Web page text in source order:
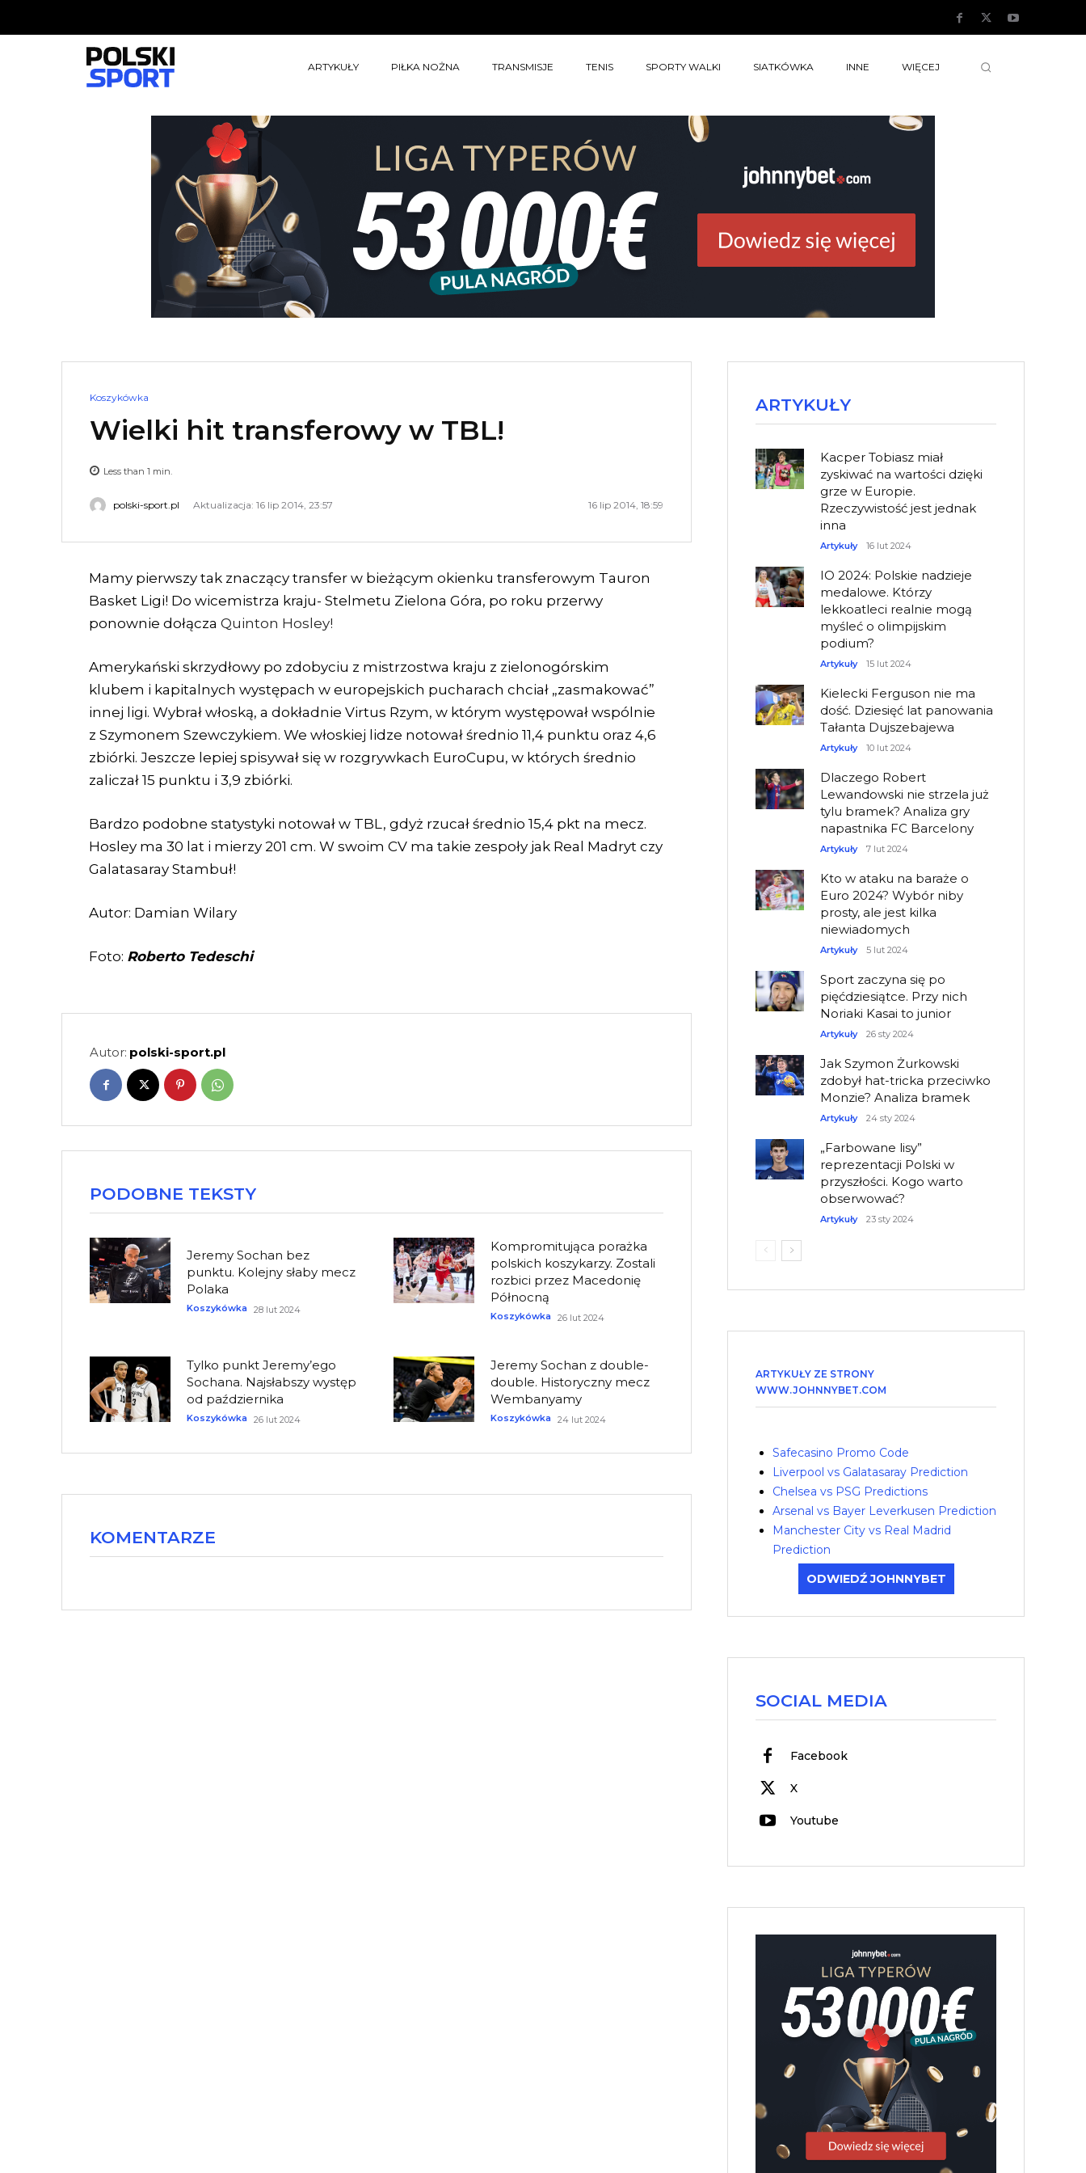
ARTYKUŁY PIŁKA NOŻNA TRANSMISJE TENIS SPORTY WALKI SIATKÓWKA INNE WIĘCEJ
Koszykówka
Wielki hit transferowy w TBL!
Less than 1 min.
polski-sport.pl Aktualizacja: 16 lip 2014, 23:57 16 lip 2014, 18:59
Mamy pierwszy tak znaczący transfer w bieżącym okienku transferowym Tauron
Basket Ligi! Do wicemistrza kraju- Stelmetu Zielona Góra, po roku przerwy
ponownie dołącza Quinton Hosley!
Amerykański skrzydłowy po zdobyciu z mistrzostwa kraju z zielonogórskim
klubem i kapitalnych występach w europejskich pucharach chciał „zasmakować”
innej ligi. Wybrał włoską, a dokładnie Virtus Rzym, w którym występował wspólnie
z Szymonem Szewczykiem. We włoskiej lidze notował średnio 11,4 punktu oraz 4,6
zbiórki. Jeszcze lepiej spisywał się w rozgrywkach EuroCupu, w których średnio
zaliczał 15 punktu i 3,9 zbiórki.
Bardzo podobne statystyki notował w TBL, gdyż rzucał średnio 15,4 pkt na mecz.
Hosley ma 30 lat i mierzy 201 cm. W swoim CV ma takie zespoły jak Real Madryt czy
Galatasaray Stambuł!
Autor: Damian Wilary
Foto: Roberto Tedeschi
Autor: polski-sport.pl
PODOBNE TEKSTY
Jeremy Sochan bez
punktu. Kolejny słaby mecz
Polaka
Koszykówka 28 lut 2024
Kompromitująca porażka
polskich koszykarzy. Zostali
rozbici przez Macedonię
Północną
Koszykówka 26 lut 2024
Tylko punkt Jeremy’ego
Sochana. Najsłabszy występ
od października
Koszykówka 26 lut 2024
Jeremy Sochan z double-
double. Historyczny mecz
Wembanyamy
Koszykówka 24 lut 2024
KOMENTARZE
ARTYKUŁY
Kacper Tobiasz miał
zyskiwać na wartości dzięki
grze w Europie.
Rzeczywistość jest jednak
inna
Artykuły 16 lut 2024
IO 2024: Polskie nadzieje
medalowe. Którzy
lekkoatleci realnie mogą
myśleć o olimpijskim
podium?
Artykuły 15 lut 2024
Kielecki Ferguson nie ma
dość. Dziesięć lat panowania
Tałanta Dujszebajewa
Artykuły 10 lut 2024
Dlaczego Robert
Lewandowski nie strzela już
tylu bramek? Analiza gry
napastnika FC Barcelony
Artykuły 7 lut 2024
Kto w ataku na baraże o
Euro 2024? Wybór niby
prosty, ale jest kilka
niewiadomych
Artykuły 5 lut 2024
Sport zaczyna się po
pięćdziesiątce. Przy nich
Noriaki Kasai to junior
Artykuły 26 sty 2024
Jak Szymon Żurkowski
zdobył hat-tricka przeciwko
Monzie? Analiza bramek
Artykuły 24 sty 2024
„Farbowane lisy”
reprezentacji Polski w
przyszłości. Kogo warto
obserwować?
Artykuły 23 sty 2024
ARTYKUŁY ZE STRONY
WWW.JOHNNYBET.COM
Safecasino Promo Code
Liverpool vs Galatasaray Prediction
Chelsea vs PSG Predictions
Arsenal vs Bayer Leverkusen Prediction
Manchester City vs Real Madrid
Prediction
ODWIEDŹ JOHNNYBET
SOCIAL MEDIA
Facebook
X
Youtube